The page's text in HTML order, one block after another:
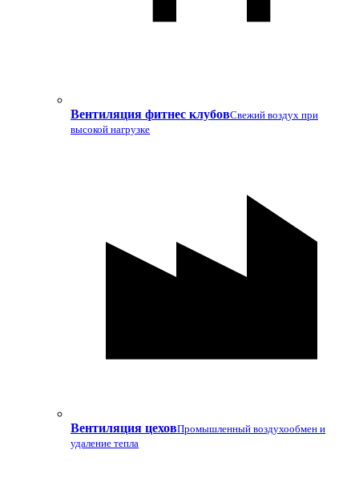
Вентиляция фитнес клубовСвежий воздух при
высокой нагрузке
Вентиляция цеховПромышленный воздухообмен и
удаление тепла